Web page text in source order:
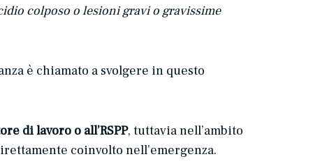
colposo o lesioni gravi o gravissime
è chiamato a svolgere in questo
di lavoro o all’RSPP, tuttavia nell’ambito
coinvolto nell’emergenza.